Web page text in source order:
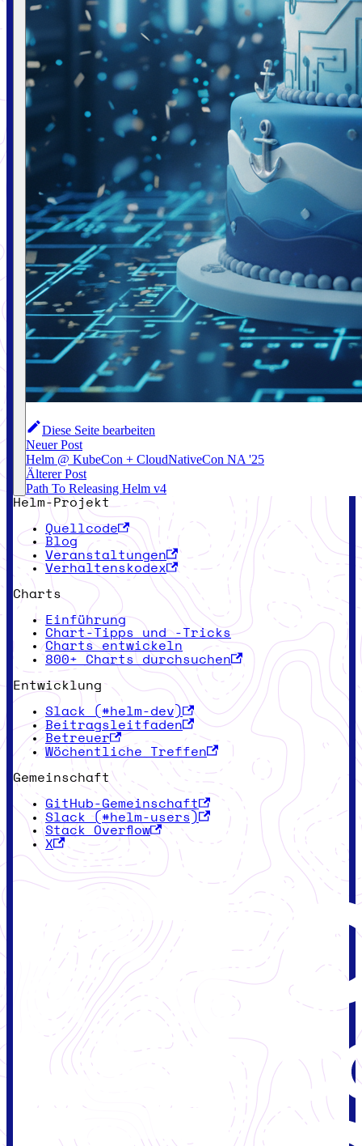
Diese Seite bearbeiten
Neuer Post
Helm @ KubeCon + CloudNativeCon NA '25
Älterer Post
Path To Releasing Helm v4
Helm-Projekt
Quellcode
Blog
Veranstaltungen
Verhaltenskodex
Charts
Einführung
Chart-Tipps und -Tricks
Charts entwickeln
800+ Charts durchsuchen
Entwicklung
Slack (#helm-dev)
Beitragsleitfaden
Betreuer
Wöchentliche Treffen
Gemeinschaft
GitHub-Gemeinschaft
Slack (#helm-users)
Stack Overflow
X